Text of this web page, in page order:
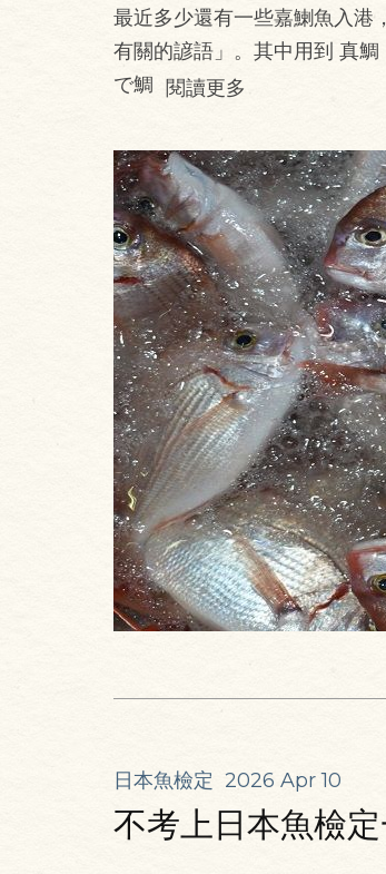
最近多少還有一些嘉鯻魚入港
有關的諺語」。其中用到 真
で鯛 閱讀更多
日本魚檢定 2026 Apr 10
不考上日本魚檢